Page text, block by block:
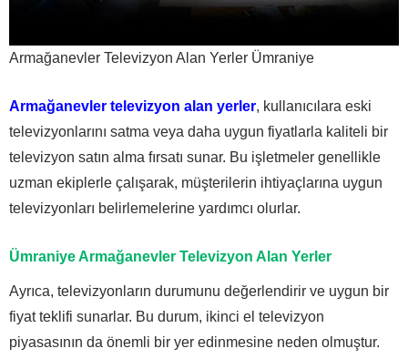
Armağanevler Televizyon Alan Yerler Ümraniye
Armağanevler televizyon alan yerler, kullanıcılara eski
televizyonlarını satma veya daha uygun fiyatlarla kaliteli bir
televizyon satın alma fırsatı sunar. Bu işletmeler genellikle
uzman ekiplerle çalışarak, müşterilerin ihtiyaçlarına uygun
televizyonları belirlemelerine yardımcı olurlar.
Ümraniye Armağanevler Televizyon Alan Yerler
Ayrıca, televizyonların durumunu değerlendirir ve uygun bir
fiyat teklifi sunarlar. Bu durum, ikinci el televizyon
piyasasının da önemli bir yer edinmesine neden olmuştur.